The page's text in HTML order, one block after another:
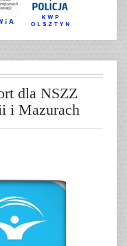
dla NSZZ
i Mazurach